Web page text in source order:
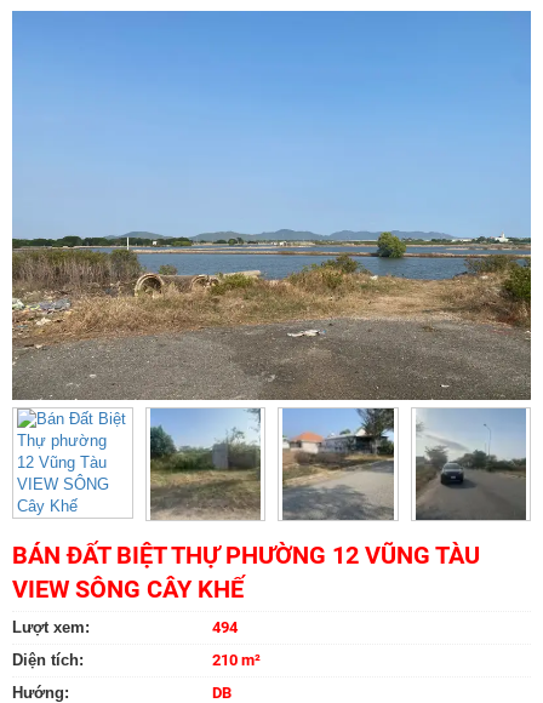
BÁN ĐẤT BIỆT THỰ PHƯỜNG 12 VŨNG TÀU
VIEW SÔNG CÂY KHẾ
Lượt xem:
494
Diện tích:
210 m²
Hướng:
DB